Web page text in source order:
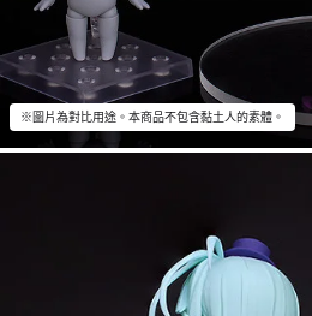
※圖片為對比用途。本商品不包含黏土人的素體。